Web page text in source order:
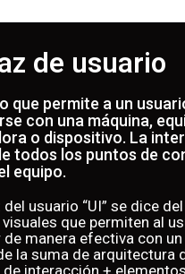
de usuario
que permite a un
con una máquina,
o dispositivo. La
todos los puntos de
equipo.
usuario “UI” se dice
que permiten al
manera efectiva con
la suma de arquitectura
interacción +